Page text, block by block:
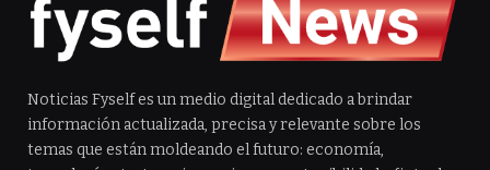
Noticias Fyself es un medio digital dedicado a brindar
información actualizada, precisa y relevante sobre los
temas que están moldeando el futuro: economía,